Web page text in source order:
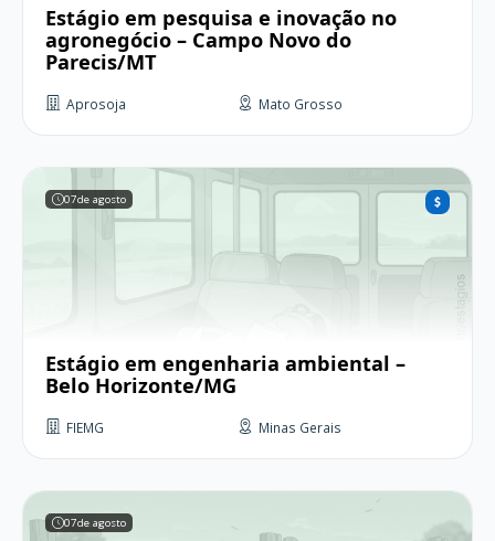
Estágio em pesquisa e inovação no
agronegócio – Campo Novo do
Parecis/MT
Aprosoja Mato Grosso
07de agosto
Estágio em engenharia ambiental –
Belo Horizonte/MG
FIEMG Minas Gerais
07de agosto